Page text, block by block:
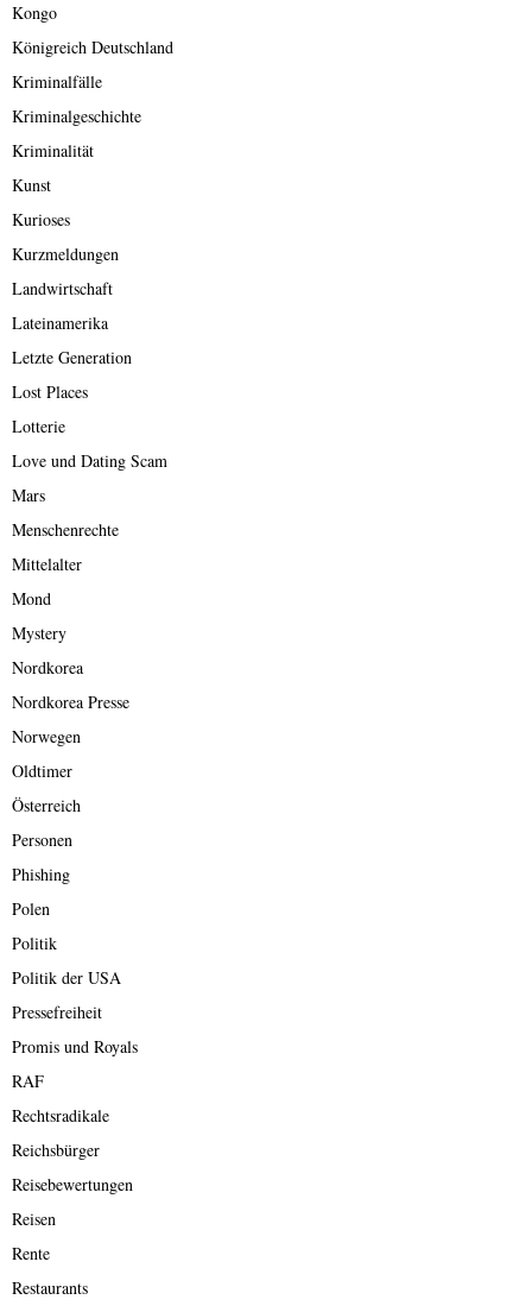
Kongo
Königreich Deutschland
Kriminalfälle
Kriminalgeschichte
Kriminalität
Kunst
Kurioses
Kurzmeldungen
Landwirtschaft
Lateinamerika
Letzte Generation
Lost Places
Lotterie
Love und Dating Scam
Mars
Menschenrechte
Mittelalter
Mond
Mystery
Nordkorea
Nordkorea Presse
Norwegen
Oldtimer
Österreich
Personen
Phishing
Polen
Politik
Politik der USA
Pressefreiheit
Promis und Royals
RAF
Rechtsradikale
Reichsbürger
Reisebewertungen
Reisen
Rente
Restaurants